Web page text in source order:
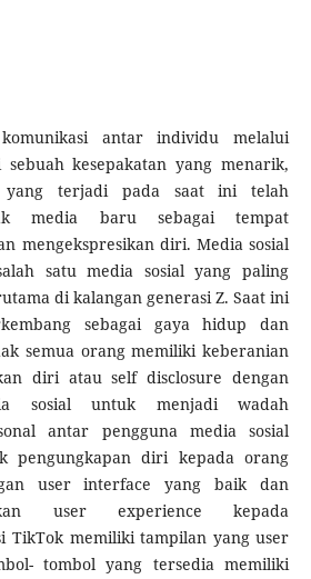
antar individu melalui
kesepakatan yang menarik,
yang terjadi pada saat ini telah
media baru sebagai tempat
mengekspresikan diri. Media sosial
satu media sosial yang paling
di kalangan generasi Z. Saat ini
sebagai gaya hidup dan
semua orang memiliki keberanian
diri atau self disclosure dengan
sosial untuk menjadi wadah
antar pengguna media sosial
pengungkapan diri kepada orang
user interface yang baik dan
user experience kepada
TikTok memiliki tampilan yang user
tombol yang tersedia memiliki